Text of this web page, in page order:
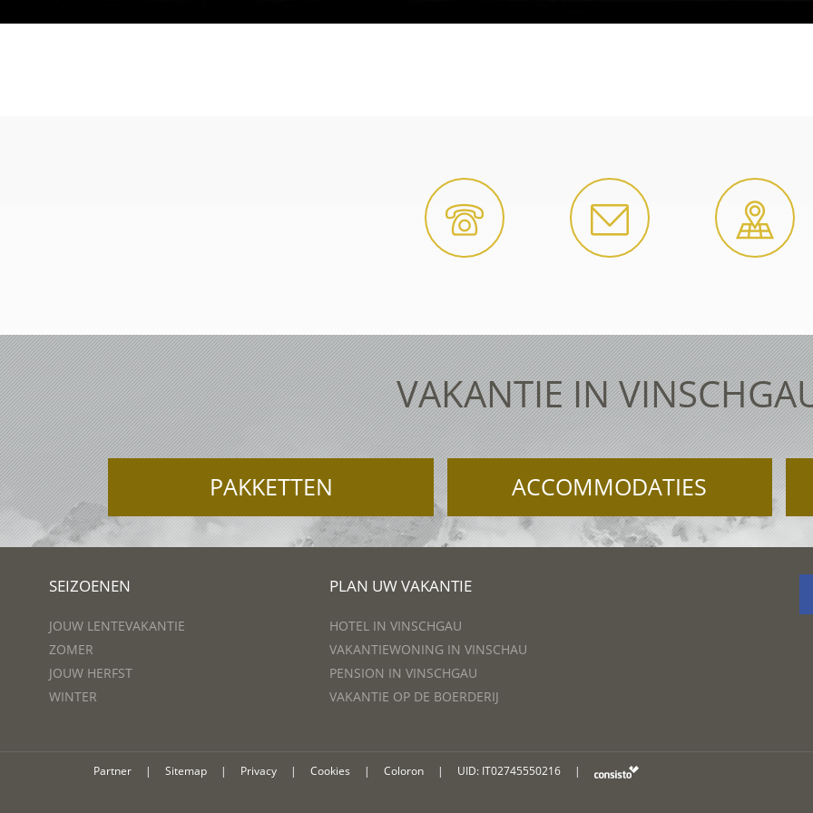
VAKANTIE IN
PAKKETTEN ACCOMMODATIES
SEIZOENEN
JOUW LENTEVAKANTIE
ZOMER
JOUW HERFST
WINTER
PLAN UW VAKANTIE
HOTEL IN VINSCHGAU
VAKANTIEWONING IN VINSCHAU
PENSION IN VINSCHGAU
VAKANTIE OP DE BOERDERIJ
Partner | Sitemap | Privacy | Cookies | Coloron | UID: IT02745550216 |